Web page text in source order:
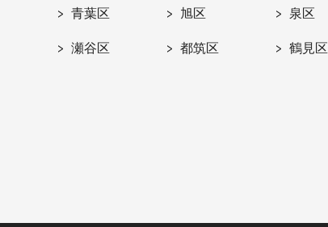
青葉区 旭区 泉区
瀬谷区 都筑区 鶴見区